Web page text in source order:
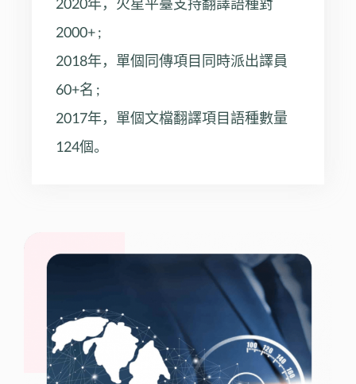
2000+ ;
2018年，單個同傳項目同時派出譯員
60+名 ;
2017年，單個文檔翻譯項目語種數量
124個。